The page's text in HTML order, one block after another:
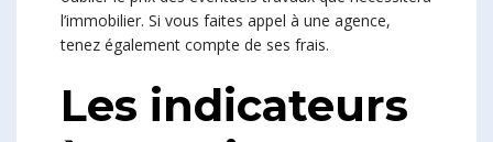
l’immobilier. Si vous faites appel à une agence,
tenez également compte de ses frais.
Les indicateurs